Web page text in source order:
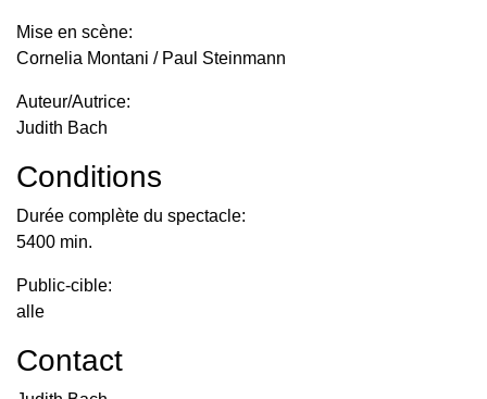
Mise en scène:
Cornelia Montani / Paul Steinmann
Auteur/Autrice:
Judith Bach
Conditions
Durée complète du spectacle:
5400 min.
Public-cible:
alle
Contact